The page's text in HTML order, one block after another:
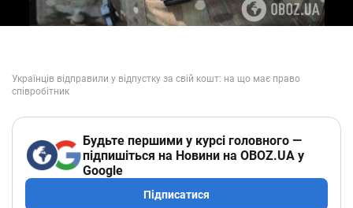
Будьте першими у курсі головного —
підпишіться на Новини на OBOZ.UA у
Google
Підписатися